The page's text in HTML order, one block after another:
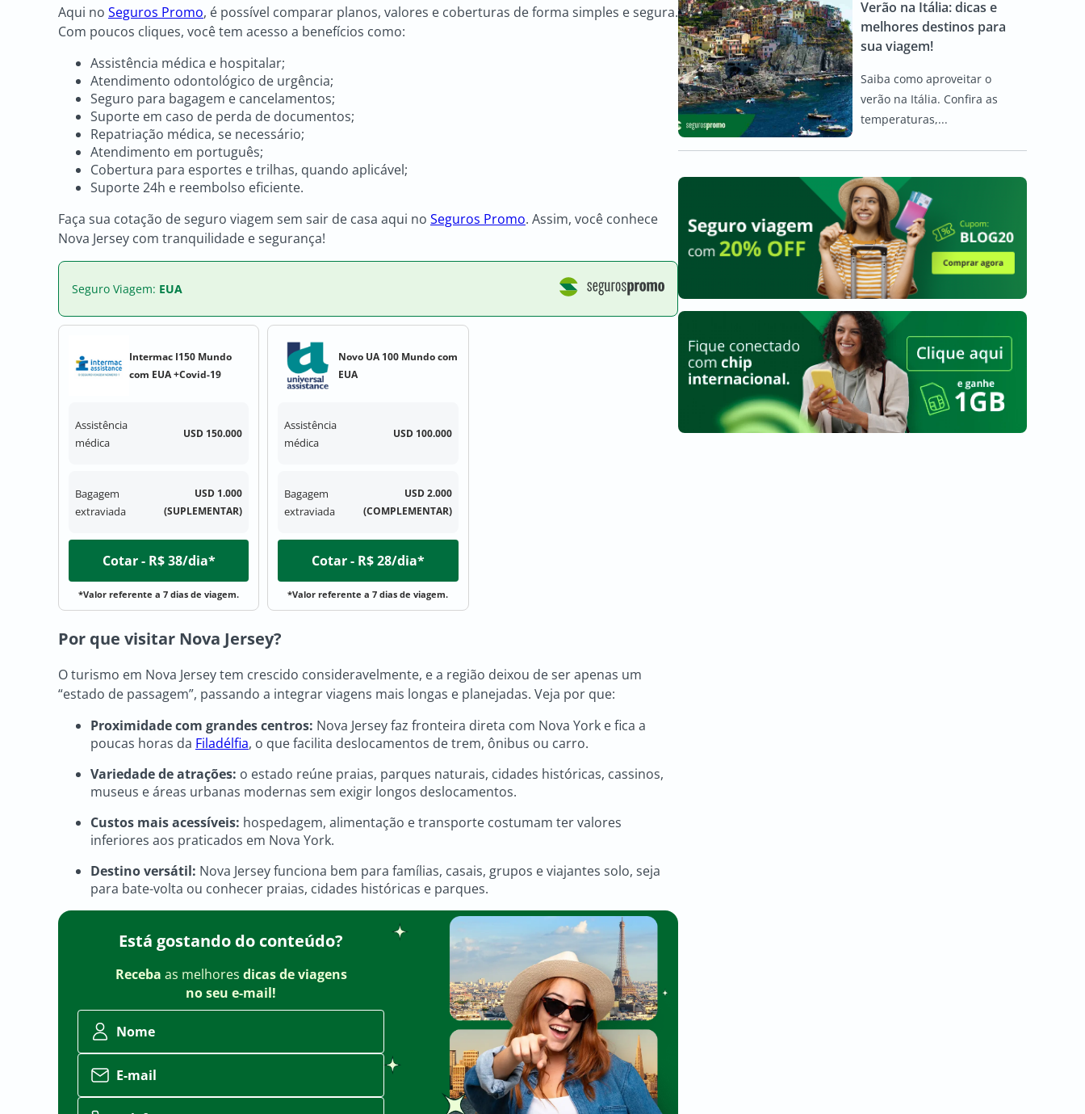
Aqui no Seguros Promo, é possível comparar planos, valores e coberturas de forma simples e segura.
Com poucos cliques, você tem acesso a benefícios como:
Assistência médica e hospitalar;
Atendimento odontológico de urgência;
Seguro para bagagem e cancelamentos;
Suporte em caso de perda de documentos;
Repatriação médica, se necessário;
Atendimento em português;
Cobertura para esportes e trilhas, quando aplicável;
Suporte 24h e reembolso eficiente.
Faça sua cotação de seguro viagem sem sair de casa aqui no Seguros Promo. Assim, você conhece
Nova Jersey com tranquilidade e segurança!
Seguro Viagem: EUA
Intermac I150 Mundo
com EUA +Covid-19
Assistência
médica
USD 150.000
Bagagem
extraviada
USD 1.000
(SUPLEMENTAR)
Cotar - R$ 38/dia*
*Valor referente a 7 dias de viagem.
Novo UA 100 Mundo com
EUA
Assistência
médica
USD 100.000
Bagagem
extraviada
USD 2.000
(COMPLEMENTAR)
Cotar - R$ 28/dia*
*Valor referente a 7 dias de viagem.
Por que visitar Nova Jersey?
O turismo em Nova Jersey tem crescido consideravelmente, e a região deixou de ser apenas um
“estado de passagem”, passando a integrar viagens mais longas e planejadas. Veja por que:
Proximidade com grandes centros: Nova Jersey faz fronteira direta com Nova York e fica a
poucas horas da Filadélfia, o que facilita deslocamentos de trem, ônibus ou carro.
Variedade de atrações: o estado reúne praias, parques naturais, cidades históricas, cassinos,
museus e áreas urbanas modernas sem exigir longos deslocamentos.
Custos mais acessíveis: hospedagem, alimentação e transporte costumam ter valores
inferiores aos praticados em Nova York.
Destino versátil: Nova Jersey funciona bem para famílias, casais, grupos e viajantes solo, seja
para bate-volta ou conhecer praias, cidades históricas e parques.
Está gostando do conteúdo?
Receba as melhores dicas de viagens
no seu e-mail!
Nome
E-mail
Verão na Itália: dicas e
melhores destinos para
sua viagem!
Saiba como aproveitar o
verão na Itália. Confira as
temperaturas,...